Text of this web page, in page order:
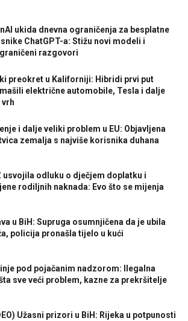
ukida dnevna ograničenja za besplatne
ChatGPT-a: Stižu novi modeli i
razgovori
preokret u Kaliforniji: Hibridi prvi put
električne automobile, Tesla i dalje
i dalje veliki problem u EU: Objavljena
zemalja s najviše korisnika duhana
usvojila odluku o dječjem doplatku i
rodiljnih naknada: Evo što se mijenja
u BiH: Supruga osumnjičena da je ubila
policija pronašla tijelo u kući
pod pojačanim nadzorom: Ilegalna
sve veći problem, kazne za prekršitelje
Užasni prizori u BiH: Rijeka u potpunosti